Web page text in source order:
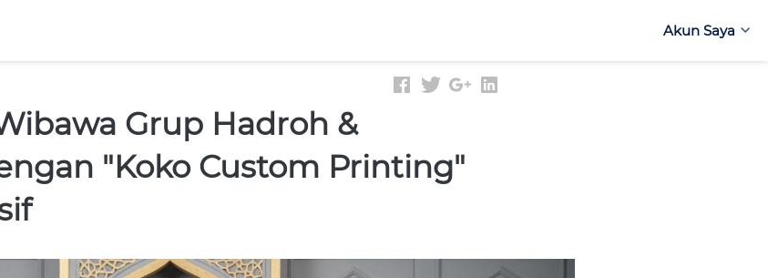
Akun Saya
Akun Saya
Grup Hadroh &
"Koko Custom Printing"